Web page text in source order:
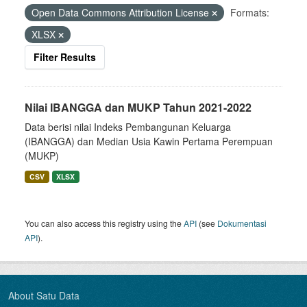
Open Data Commons Attribution License
Formats:
XLSX
Filter Results
Nilai IBANGGA dan MUKP Tahun 2021-2022
Data berisi nilai Indeks Pembangunan Keluarga
(IBANGGA) dan Median Usia Kawin Pertama Perempuan
(MUKP)
CSV XLSX
You can also access this registry using theAPI (see Dokumentasi
API).
About Satu Data